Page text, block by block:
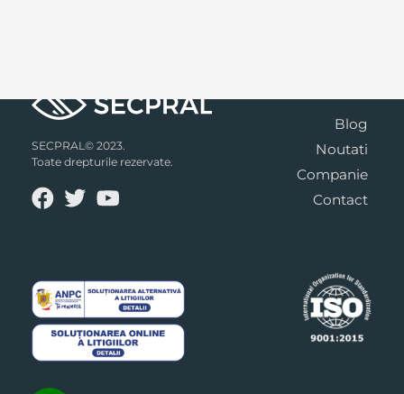
SECPRAL© 2023.
Toate drepturile rezervate.
Blog
Noutati
Companie
Contact